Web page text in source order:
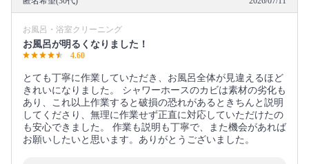
お風呂・浴室クリーニング
お風呂が明るくなりました！
4.60
とても丁寧に作業していただき、お風呂全体が見違えるほど
きれいになりました。 シャワーホースのカビは素材の劣化も
あり、これ以上作業すると破損の恐れがあるときちんと説明
してくださり、無理に作業せず正直に対応していただけたの
も安心できました。 作業も説明も丁寧で、また機会があれば
お願いしたいと思います。ありがとうございました。